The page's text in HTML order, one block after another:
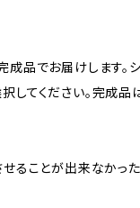
品でお届けします。
てください。完成品
せることが出来なかっ